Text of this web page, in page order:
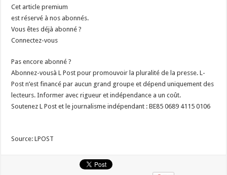
Cet article premium
est réservé à nos abonnés.
Vous êtes déjà abonné ?
Connectez-vous
Pas encore abonné ?
Abonnez-vousà L Post pour promouvoir la pluralité de la presse. L-
Post n’est financé par aucun grand groupe et dépend uniquement des
lecteurs. Informer avec rigueur et indépendance a un coût.
Soutenez L Post et le journalisme indépendant : BE85 0689 4115 0106
Source: LPOST